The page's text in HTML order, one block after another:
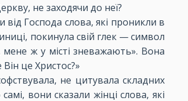
не заходячи до неї?
від Господа слова, які проникли в
покинула свій глек — символ
ж у місті зневажають». Вона
це Христос?»
не цитувала складних
вони сказали жінці слова, які